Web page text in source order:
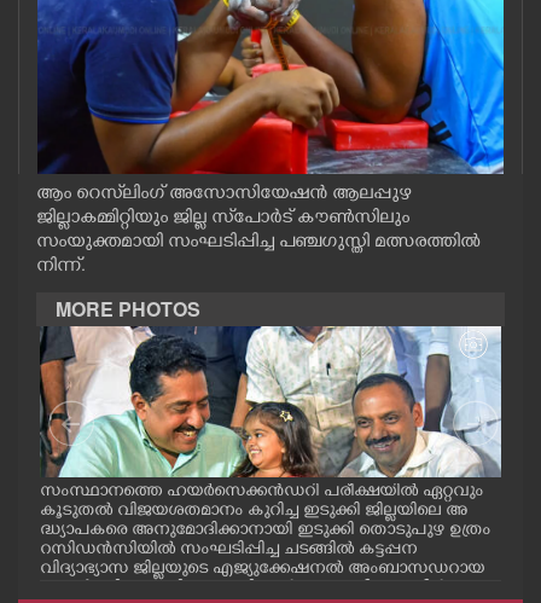
NEWS 360
CASE DIARY
CINEMA
OPINION
LIFESTYLE
SPIRITUAL
INFO+
ART
ആം റെസ്‌ലിംഗ് അസോസിയേഷൻ ആലപ്പുഴ
ജില്ലാകമ്മിറ്റിയും ജില്ല സ്‌പോർട് കൗൺസിലും
സംയുക്തമായി സംഘടിപ്പിച്ച പഞ്ചഗുസ്തി മത്സരത്തിൽ
നിന്ന്.
MORE PHOTOS
സംസ്ഥാനത്തെ ഹയർസെക്കൻഡറി പരീക്ഷയിൽ ഏറ്റവും
കൂടുതൽ വിജയശതമാനം കുറിച്ച ഇടുക്കി ജില്ലയിലെ അ
ദ്ധ്യാപകരെ അനുമോദിക്കാനായി ഇടുക്കി തൊടുപുഴ ഉത്രം
റസിഡൻസിയിൽ സംഘടിപ്പിച്ച ചടങ്ങിൽ കട്ടപ്പന
വിദ്യാഭ്യാസ ജില്ലയുടെ എജ്യുക്കേഷനൽ അംബാസഡറായ